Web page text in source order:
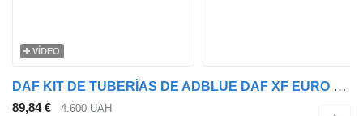
VÍDEO
DAF KIT DE TUBERÍAS DE ADBLUE DAF XF EURO 6 1958888 para DAF XF cabeza tractora
89,84 € 4.600 UAH